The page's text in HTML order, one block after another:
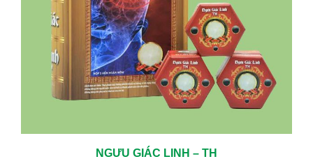
NGƯU GIÁC LINH – TH